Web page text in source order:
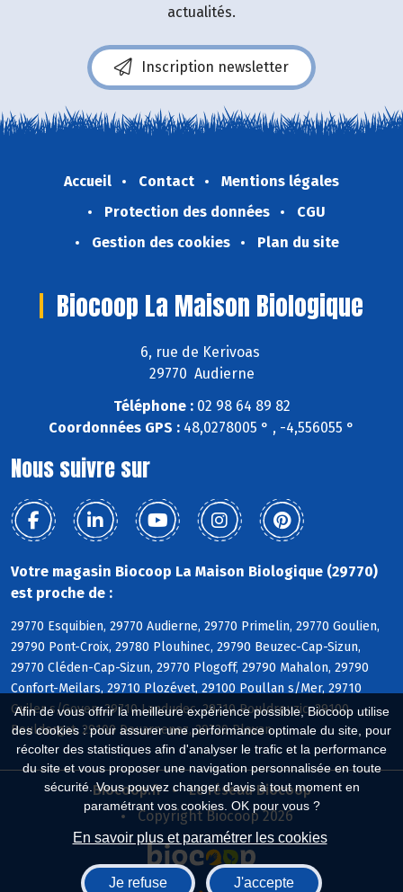
Afin de vous offrir la meilleure expérience possible, Biocoop utilise
des cookies : pour assurer une performance optimale du site, pour
récolter des statistiques afin d'analyser le trafic et la performance
du site et vous proposer une navigation personnalisée en toute
sécurité. Vous pouvez changer d'avis à tout moment en
paramétrant vos cookies. OK pour vous ?
En savoir plus et paramétrer les cookies
Je refuse J'accepte
actualités.
Inscription newsletter
Accueil Contact
Mentions légales
Protection des données
CGU
Gestion des cookies
Plan du site
Biocoop La Maison Biologique
6, rue de Kerivoas
29770 Audierne
Téléphone :02 98 64 89 82
Coordonnées GPS : 48,0278005 ° , -4,556055 °
Nous suivre sur
Votre magasin Biocoop La Maison Biologique (29770)
est proche de :
29770 Esquibien, 29770 Audierne, 29770 Primelin, 29770 Goulien,
29790 Pont-Croix, 29780 Plouhinec, 29790 Beuzec-Cap-Sizun,
29770 Cléden-Cap-Sizun, 29770 Plogoff, 29790 Mahalon, 29790
Confort-Meilars, 29710 Plozévet, 29100 Poullan s/Mer, 29710
Guiler s/Goyen, 29710 Landudec, 29710 Pouldreuzic, 29100
Pouldergat, 29100 Douarnenez, 29720 Plovan
Biocoop.fr
Le réseau Biocoop
Copyright Biocoop 2026